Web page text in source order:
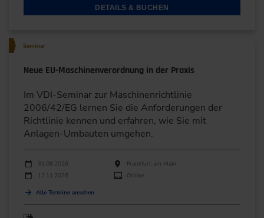
DETAILS & BUCHEN
Seminar
Neue EU-Maschinenverordnung in der Praxis
Im VDI-Seminar zur Maschinenrichtlinie
2006/42/EG lernen Sie die Anforderungen der
Richtlinie kennen und erfahren, wie Sie mit
Anlagen-Umbauten umgehen.
Durchführungen
Veranstaltungsdatum Veranstaltungsort
31.08.2026
Frankfurt am Main
12.11.2026
Online
Alle Termine ansehen